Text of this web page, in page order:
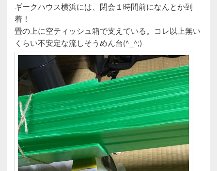
ギークハウス横浜には、閉会１時間前になんとか到
着！
畳の上に空ティッシュ箱で支えている。コレ以上無い
くらい不安定な流しそうめん台(^_^;)